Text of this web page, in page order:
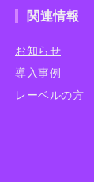
関連情報
お知らせ
導入事例
レーベルの方